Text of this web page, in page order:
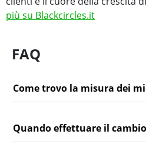
più su Blackcircles.it
FAQ
Come trovo la misura dei
Quando effettuare il